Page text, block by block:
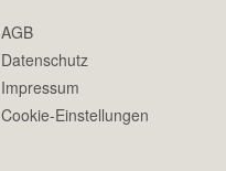
AGB
Datenschutz
Impressum
Cookie-Einstellungen